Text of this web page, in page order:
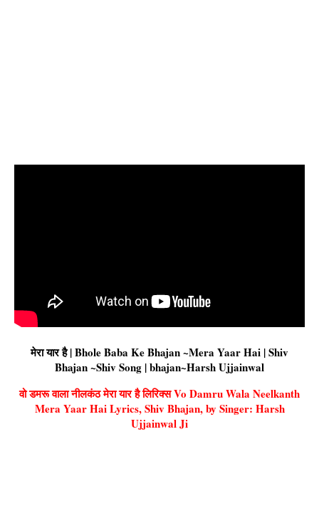
मेरा यार है | Bhole Baba Ke Bhajan ~Mera Yaar Hai | Shiv
Bhajan ~Shiv Song | bhajan~Harsh Ujjainwal
वो डमरू वाला नीलकंठ मेरा यार है लिरिक्स Vo Damru Wala Neelkanth
Mera Yaar Hai Lyrics, Shiv Bhajan, by Singer: Harsh
Ujjainwal Ji